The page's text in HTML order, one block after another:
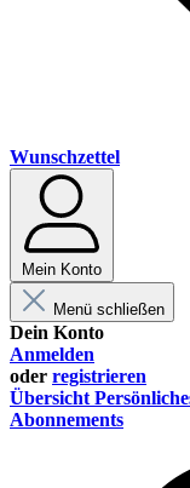
Wunschzettel
Mein Konto
Menü schließen
Dein Konto
Anmelden
oder registrieren
Übersicht
Abonnements